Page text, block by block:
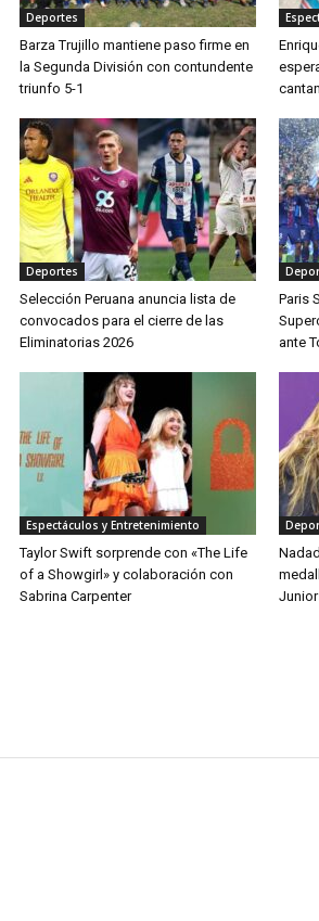
Deportes
Barza Trujillo mantiene paso firme en
la Segunda División con contundente
triunfo 5-1
Deportes
Selección Peruana anuncia lista de
convocados para el cierre de las
Eliminatorias 2026
Paris
ante
Espectáculos y Entretenimiento
Taylor Swift sorprende con «The Life
of a Showgirl» y colaboración con
Sabrina Carpenter